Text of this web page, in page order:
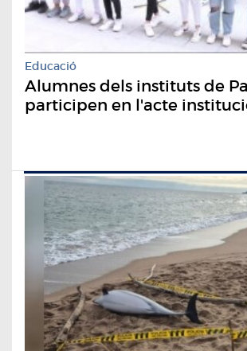
Educació
Alumnes dels instituts de
participen en l'acte